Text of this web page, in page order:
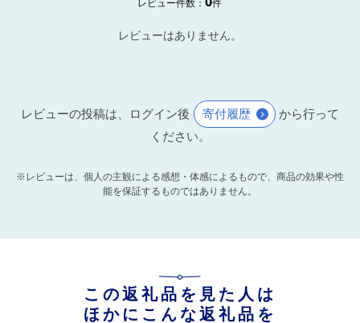
レビュー件数： 件
レビューはありません。
レビューの投稿は、ログイン後 寄付履歴
から行って
ください。
※レビューは、個人の主観による感想・体感によるもので、商品の効果や性
能を保証するものではありません。
この返礼品を見た人は
ほかにこんな返礼品を